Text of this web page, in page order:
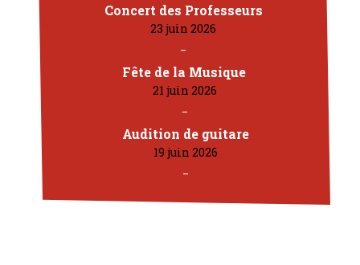
Concert des Professeurs
23 juin 2026
Fête de la Musique
21 juin 2026
Audition de guitare
19 juin 2026